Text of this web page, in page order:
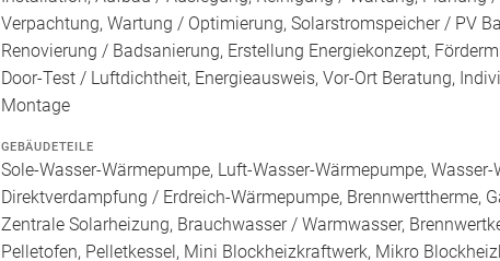
Verpachtung, Wartung / Optimierung, Solarstromspeicher / PV
Renovierung / Badsanierung, Erstellung Energiekonzept,
Door-Test / Luftdichtheit, Energieausweis, Vor-Ort Beratung,
Montage
GEBÄUDETEILE
Sole-Wasser-Wärmepumpe, Luft-Wasser-Wärmepumpe,
Direktverdampfung / Erdreich-Wärmepumpe, Brennwerttherme,
Zentrale Solarheizung, Brauchwasser / Warmwasser,
Pelletofen, Pelletkessel, Mini Blockheizkraftwerk, Mikro